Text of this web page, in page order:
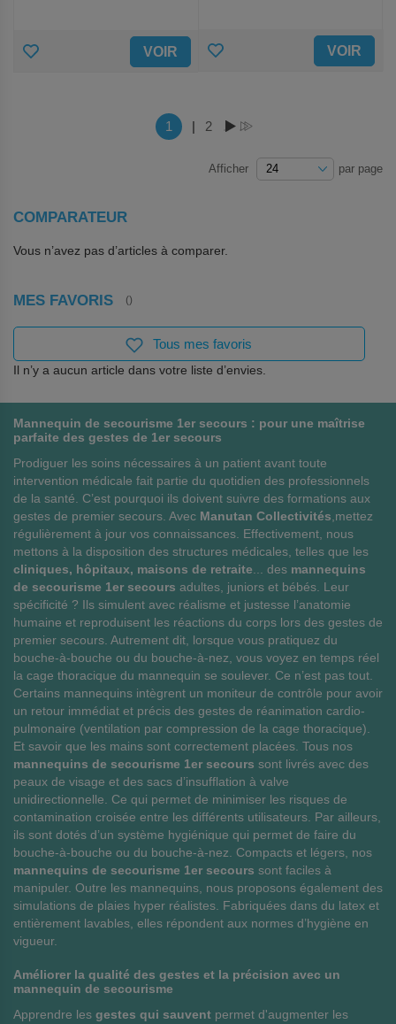
AJOUTER VOIR AJOUTER VOIR
PageVous lisez actuellement la page
1 | Page
2
Afficher par page
COMPARATEUR
Vous n’avez pas d’articles à comparer.
MES FAVORIS
Tous mes favoris
Il n’y a aucun article dans votre liste d’envies.
Mannequin de secourisme 1er secours : pour une maîtrise
parfaite des gestes de 1er secours
Prodiguer les soins nécessaires à un patient avant toute
intervention médicale fait partie du quotidien des professionnels
de la santé. C’est pourquoi ils doivent suivre des formations aux
gestes de premier secours. Avec Manutan Collectivités ,mettez
régulièrement à jour vos connaissances. Effectivement, nous
mettons à la disposition des structures médicales, telles que les
cliniques, hôpitaux, maisons de retraite ... des mannequins
de secourisme 1er secours adultes, juniors et bébés. Leur
spécificité ? Ils simulent avec réalisme et justesse l’anatomie
humaine et reproduisent les réactions du corps lors des gestes de
premier secours. Autrement dit, lorsque vous pratiquez du
bouche-à-bouche ou du bouche-à-nez, vous voyez en temps réel
la cage thoracique du mannequin se soulever. Ce n’est pas tout.
Certains mannequins intègrent un moniteur de contrôle pour avoir
un retour immédiat et précis des gestes de réanimation cardio-
pulmonaire (ventilation par compression de la cage thoracique).
Et savoir que les mains sont correctement placées. Tous nos
mannequins de secourisme 1er secours sont livrés avec des
peaux de visage et des sacs d’insufflation à valve
unidirectionnelle. Ce qui permet de minimiser les risques de
contamination croisée entre les différents utilisateurs. Par ailleurs,
ils sont dotés d’un système hygiénique qui permet de faire du
bouche-à-bouche ou du bouche-à-nez. Compacts et légers, nos
mannequins de secourisme 1er secours sont faciles à
manipuler. Outre les mannequins, nous proposons également des
simulations de plaies hyper réalistes. Fabriquées dans du latex et
entièrement lavables, elles répondent aux normes d’hygiène en
vigueur.
Améliorer la qualité des gestes et la précision avec un
mannequin de secourisme
Apprendre les gestes qui sauvent permet d'augmenter les